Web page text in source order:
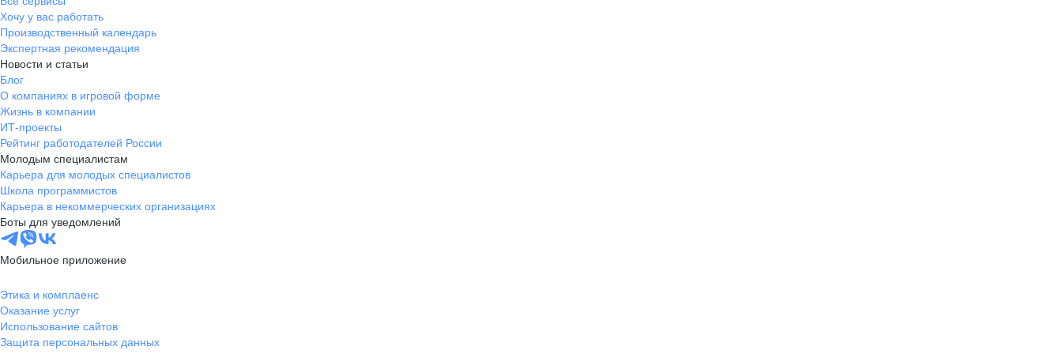
Хочу у вас работать
Производственный календарь
Экспертная рекомендация
Новости и статьи
Блог
О компаниях в игровой форме
Жизнь в компании
ИТ-проекты
Рейтинг работодателей России
Молодым специалистам
Карьера для молодых специалистов
Школа программистов
Карьера в некоммерческих организациях
Боты для уведомлений
Мобильное приложение
Этика и комплаенс
Оказание услуг
Использование сайтов
Защита персональных данных